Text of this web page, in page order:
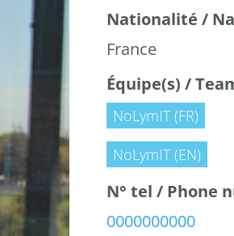
Nationalité /
France
Équipe(s) /
NoLymIT (FR)
NoLymIT (EN)
N° tel / Phone
0000000000